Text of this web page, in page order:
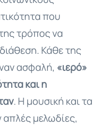
που
τρόπος να
Κάθε της
ασφαλή, «ιερό»
και η
. Η μουσική και τα
απλές μελωδίες,